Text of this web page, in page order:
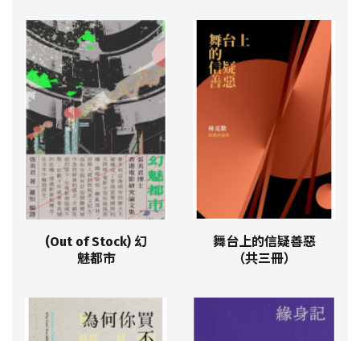
(Out of Stock) 幻
魅都市
舞台上的信疑善惡
（共三冊）